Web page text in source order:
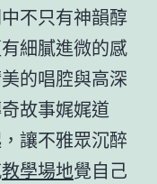
不只有神韻醇
細膩進微的感
的唱腔與高深
故事娓娓道
讓不雅眾沉醉
教學場地覺自己